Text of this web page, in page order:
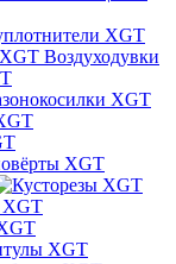
Воздуходувки
XGT
XGT